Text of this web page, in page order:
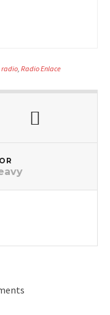
radio, Radio Enlace